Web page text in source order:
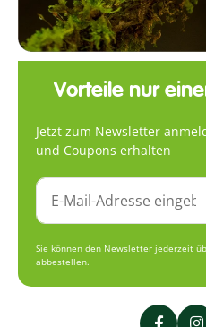
Vorteile nur
Jetzt zum Newsletter
und Coupons erhalten
Sie können den Newsletter jederzeit
abbestellen.